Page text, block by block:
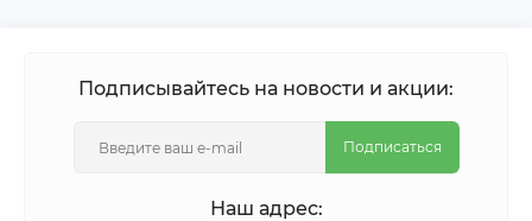
Подписывайтесь на новости и акции:
Подписаться
Наш адрес: